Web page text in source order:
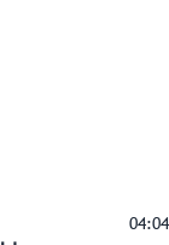
04:04